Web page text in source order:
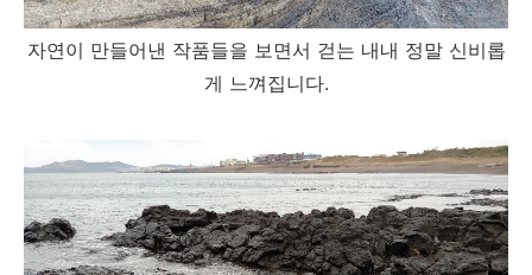
자연이 만들어낸 작품들을 보면서 걷는 내내 정말 신비롭
게 느껴집니다.